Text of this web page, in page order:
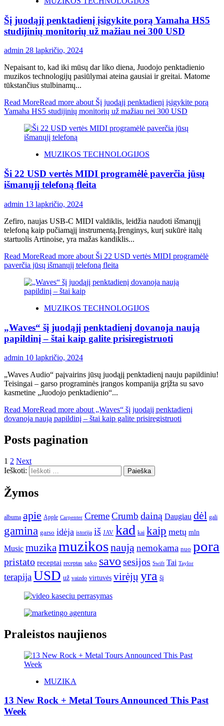
Šį juodąjį penktadienį įsigykite porą Yamaha HS5
studijinių monitorių už mažiau nei 300 USD
admin 28 lapkričio, 2024
Nepaisant to, kad iki mūsų dar liko diena, Juodojo penktadienio
muzikos technologijų pasiūlymai ateina gausiai ir greitai. Matome
tūkstančius stulbinamų...
Read MoreRead more about Šį juodąjį penktadienį įsigykite porą
Yamaha HS5 studijinių monitorių už mažiau nei 300 USD
MUZIKOS TECHNOLOGIJOS
Ši 22 USD vertės MIDI programėlė paverčia jūsų
išmanųjį telefoną fleita
admin 13 lapkričio, 2024
Zefiro, naujas USB-C MIDI valdiklis, leidžia naudoti išmanųjį
telefoną kaip pučiamąjį instrumentą.Įrenginys, kurį sukūrė italų
startuolis Artinoise, yra mažas kandiklis...
Read MoreRead more about Ši 22 USD vertės MIDI programėlė
paverčia jūsų išmanųjį telefoną fleita
MUZIKOS TECHNOLOGIJOS
„Waves“ šį juodąjį penktadienį dovanoja naują
papildinį – štai kaip galite prisiregistruoti
admin 10 lapkričio, 2024
„Waves Audio“ paįvairins jūsų juodąjį penktadienį nauju papildiniu!
Teisingai – garso programinės įrangos kompanija grįžta su savo
kasmetine „Juodojo penktadienio“...
Read MoreRead more about „Waves“ šį juodąjį penktadienį
dovanoja naują papildinį – štai kaip galite prisiregistruoti
Posts pagination
1 2 Next
Ieškoti:
Žymos
albumą apie Apple Carpenter CremeCrumb dainą Daugiau dėl gali
gamina garso idėja istorija iš JAV kad kai kaip metų mln
Music muzikamuzikosnaują nemokama nuo pora
pristato receptai receptas sako savo sesijos Swift Tai Taylor
terapijaUSD už vaizdo virtuvės virėjų yra šį
Praleistos naujienos
MUZIKA
13 New Rock + Metal Tours Announced This Past
Week